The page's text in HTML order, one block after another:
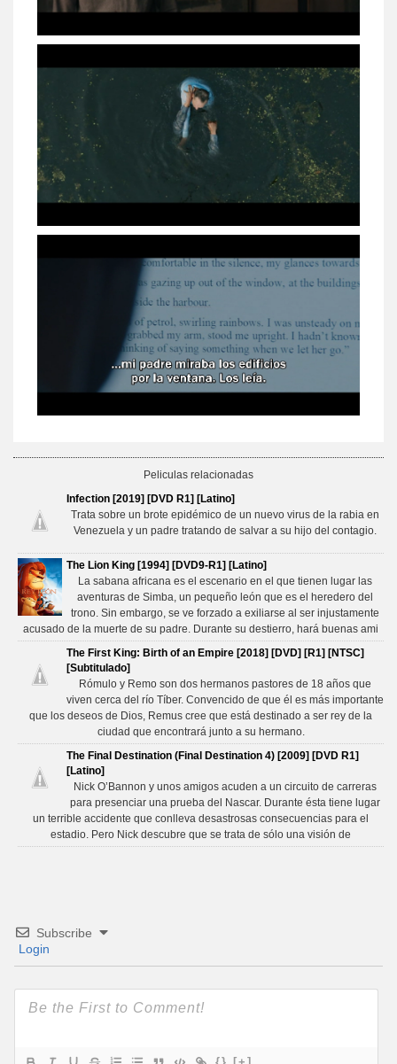
Peliculas relacionadas
Infection [2019] [DVD R1] [Latino]
Trata sobre un brote epidémico de un nuevo virus de la rabia en
Venezuela y un padre tratando de salvar a su hijo del contagio.
The Lion King [1994] [DVD9-R1] [Latino]
La sabana africana es el escenario en el que tienen lugar las
aventuras de Simba, un pequeño león que es el heredero del
trono. Sin embargo, se ve forzado a exiliarse al ser injustamente
acusado de la muerte de su padre. Durante su destierro, hará buenas ami
The First King: Birth of an Empire [2018] [DVD] [R1] [NTSC]
[Subtitulado]
Rómulo y Remo son dos hermanos pastores de 18 años que
viven cerca del río Tíber. Convencido de que él es más importante
que los deseos de Dios, Remus cree que está destinado a ser rey de la
ciudad que encontrará junto a su hermano.
The Final Destination (Final Destination 4) [2009] [DVD R1]
[Latino]
Nick O’Bannon y unos amigos acuden a un circuito de carreras
para presenciar una prueba del Nascar. Durante ésta tiene lugar
un terrible accidente que conlleva desastrosas consecuencias para el
estadio. Pero Nick descubre que se trata de sólo una visión de
Subscribe
Login